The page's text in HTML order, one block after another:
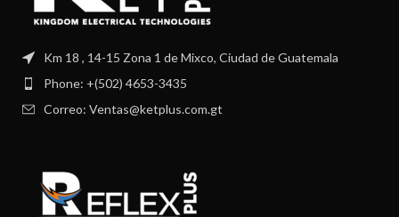
Km 18 , 14-15 Zona 1 de Mixco, Ciudad de Guatemala
Phone: +(502) 4653-3435
Correo: Ventas@ketplus.com.gt